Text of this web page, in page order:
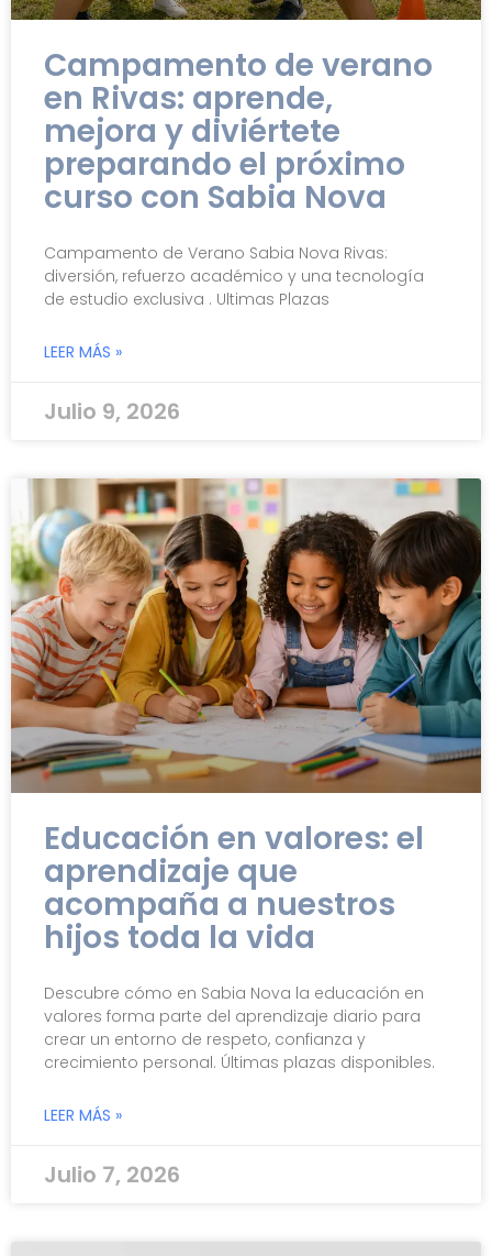
Campamento de verano
en Rivas: aprende,
mejora y diviértete
preparando el próximo
curso con Sabia Nova
Campamento de Verano Sabia Nova Rivas:
diversión, refuerzo académico y una tecnología
de estudio exclusiva . Ultimas Plazas
LEER MÁS »
Julio 9, 2026
Educación en valores: el
aprendizaje que
acompaña a nuestros
hijos toda la vida
Descubre cómo en Sabia Nova la educación en
valores forma parte del aprendizaje diario para
crear un entorno de respeto, confianza y
crecimiento personal. Últimas plazas disponibles.
LEER MÁS »
Julio 7, 2026